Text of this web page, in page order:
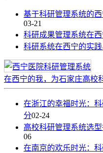
基于科研管理系统的
03-21
科研成果管理系统在
科研系统在西宁的实
在西宁的我，为石家庄高校
在浙江的幸福时光：
分02-24
高校科研管理系统选
06
在南京的欢乐时光：